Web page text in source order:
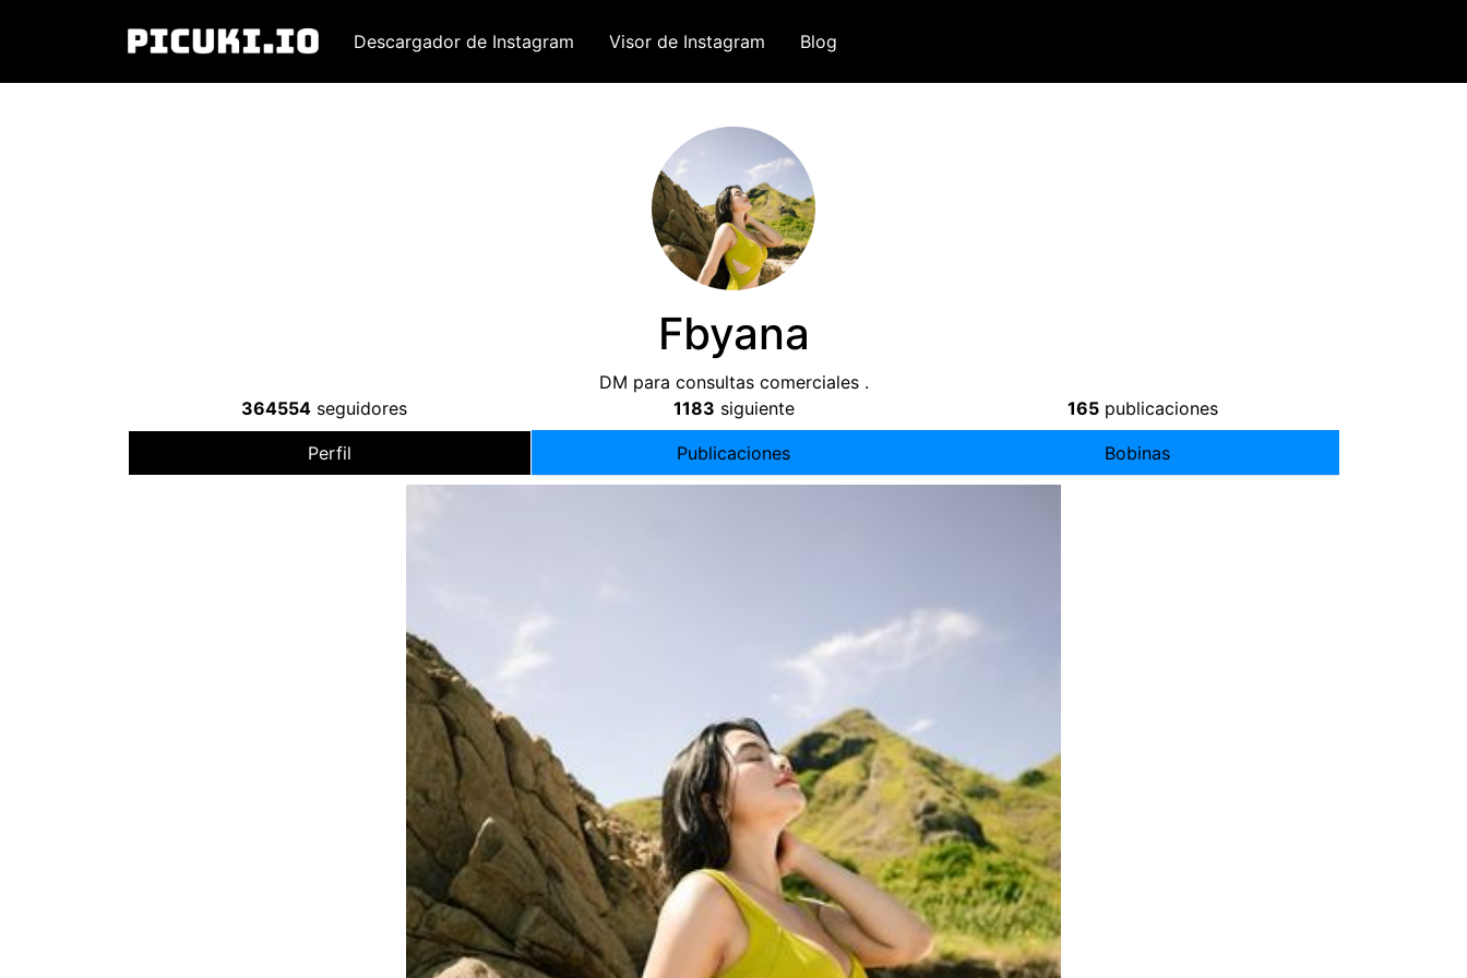
Descargador de Instagram Visor de Instagram Blog
Fbyana
DM para consultas comerciales .
364554 seguidores 1183 siguiente 165publicaciones
Perfil Publicaciones Bobinas